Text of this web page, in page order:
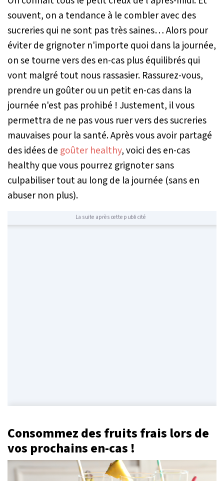
souvent, on a tendance à le combler avec des
sucreries qui ne sont pas très saines… Alors pour
éviter de grignoter n'importe quoi dans la journée,
on se tourne vers des en-cas plus équilibrés qui
vont malgré tout nous rassasier. Rassurez-vous,
prendre un goûter ou un petit en-cas dans la
journée n'est pas prohibé ! Justement, il vous
permettra de ne pas vous ruer vers des sucreries
mauvaises pour la santé. Après vous avoir partagé
des idées de goûter healthy, voici des en-cas
healthy que vous pourrez grignoter sans
culpabiliser tout au long de la journée (sans en
abuser non plus).
La suite après cette publicité
Consommez des fruits frais lors de
vos prochains en-cas !